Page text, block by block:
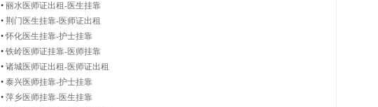
• 丽水医师证出租-医生挂靠
• 荆门医生挂靠-医师证出租
•怀化医生挂靠-护士挂靠
• 铁岭医师证挂靠-医师挂靠
• 诸城医师证出租-医师证出租
• 泰兴医师挂靠-护士挂靠
• 萍乡医师挂靠-医生挂靠